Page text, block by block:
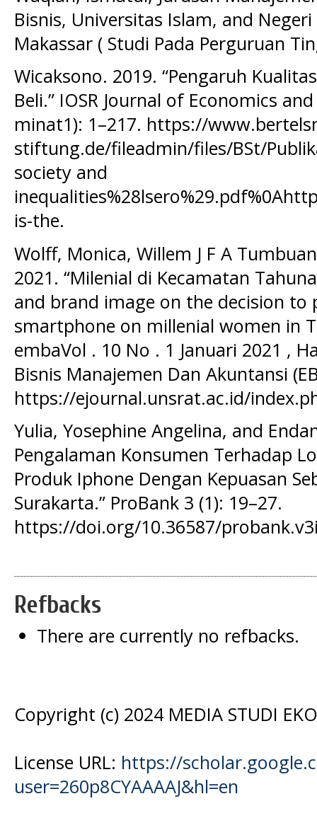
Bisnis, Universitas Islam, and
Makassar ( Studi Pada Perguruan
Wicaksono. 2019. “Pengaruh
Beli.” IOSR Journal of Economics
minat1): 1–217. https://
stiftung.de/fileadmin/files/BSt/
society and
is-the.
Wolff, Monica, Willem J F A
2021. “Milenial di Kecamatan
and brand image on the decision to
smartphone on millenial women in
embaVol . 10 No . 1 Januari 2021 ,
Bisnis Manajemen Dan Akuntansi
https://ejournal.unsrat.ac.id/
Yulia, Yosephine Angelina, and
Pengalaman Konsumen Terhadap
Produk Iphone Dengan Kepuasan
Surakarta.” ProBank 3 (1): 19–27.
https://doi.org/10.36587/
Refbacks
There are currently no refbacks.
Copyright (c) 2024 MEDIA STUDI
License URL: https://
user=260p8CYAAAAJ&hl=en